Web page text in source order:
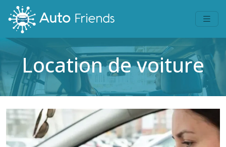
Location de voiture